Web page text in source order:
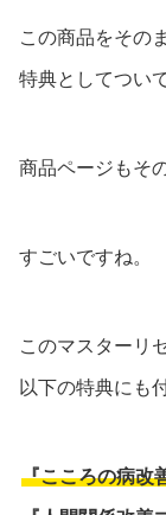
この商品をその
特典としてつい
商品ページもそ
すごいですね。
このマスターリ
以下の特典にも
『こころの病改